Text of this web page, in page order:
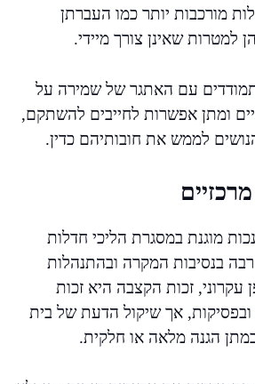
מורכבות יותר כמו העברתן
למטרות שאינן צורך מיידי.
עם האתגר של שמירה על
ומתן אפשרות לחייבים להשתקם,
לממש את חובותיהם כדין.
מוגנת במסגרת הליכי חדלות
רבה בנסיבות המקרה ובהתנהלות
עקרוני, זכות הקצבה היא זכות
אך שיקול הדעת של בית
הגנה מלאה או חלקית.